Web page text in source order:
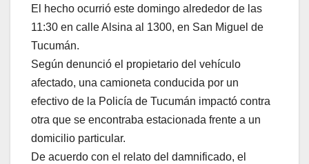
El hecho ocurrió este domingo alrededor de las
11:30 en calle Alsina al 1300, en San Miguel de
Tucumán.
Según denunció el propietario del vehículo
afectado, una camioneta conducida por un
efectivo de la Policía de Tucumán impactó contra
otra que se encontraba estacionada frente a un
domicilio particular.
De acuerdo con el relato del damnificado, el